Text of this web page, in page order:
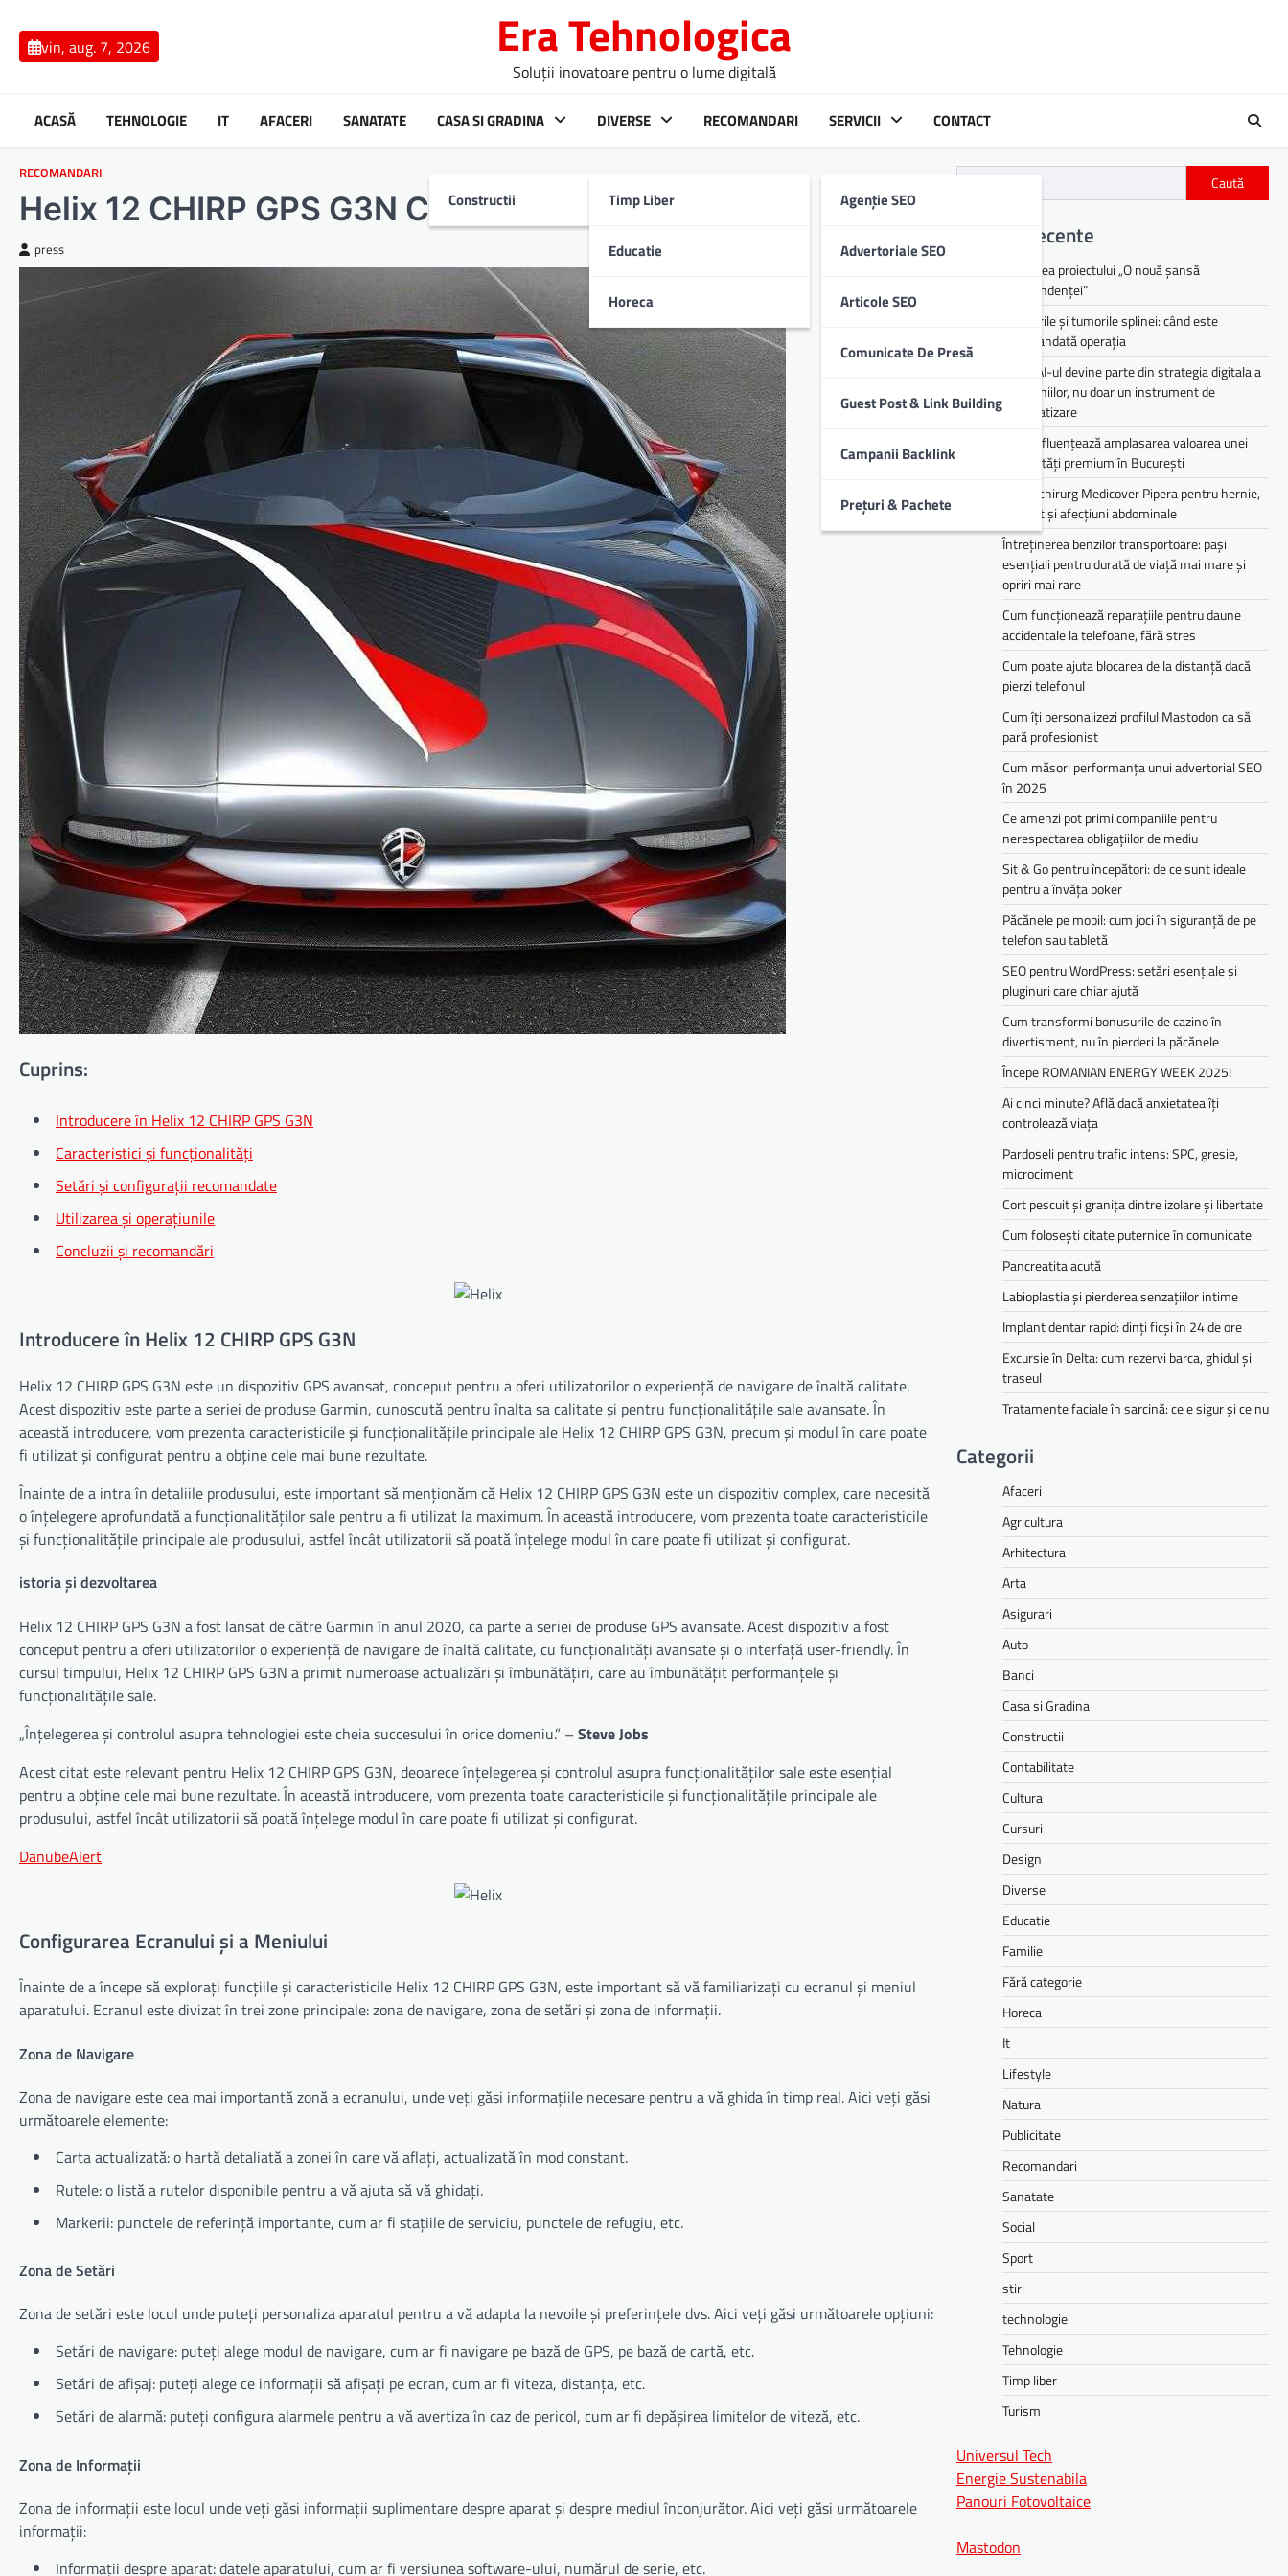
contentvin, aug. 7, 2026 Era Tehnologica
Soluții inovatoare pentru o lume digitală
ACASĂ TEHNOLOGIE IT AFACERI SANATATE CASA SI GRADINA
Constructii
DIVERSE
Timp Liber
Educatie
Horeca
RECOMANDARI SERVICII
Agenție SEO
Advertoriale SEO
Articole SEO
Comunicate De Presă
Guest Post & Link Building
Campanii Backlink
Prețuri & Pachete
CONTACT
RECOMANDARI
Helix 12 CHIRP GPS G3N Caracteristici
press
Cuprins:
Introducere în Helix 12 CHIRP GPS G3N
Caracteristici și funcționalități
Setări și configurații recomandate
Utilizarea și operațiunile
Concluzii și recomandări
Introducere în Helix 12 CHIRP GPS G3N
Helix 12 CHIRP GPS G3N este un dispozitiv GPS avansat, conceput pentru a oferi utilizatorilor o experiență de navigare de înaltă calitate.
Acest dispozitiv este parte a seriei de produse Garmin, cunoscută pentru înalta sa calitate și pentru funcționalitățile sale avansate. În
această introducere, vom prezenta caracteristicile și funcționalitățile principale ale Helix 12 CHIRP GPS G3N, precum și modul în care poate
fi utilizat și configurat pentru a obține cele mai bune rezultate.
Înainte de a intra în detaliile produsului, este important să menționăm că Helix 12 CHIRP GPS G3N este un dispozitiv complex, care necesită
o înțelegere aprofundată a funcționalităților sale pentru a fi utilizat la maximum. În această introducere, vom prezenta toate caracteristicile
și funcționalitățile principale ale produsului, astfel încât utilizatorii să poată înțelege modul în care poate fi utilizat și configurat.
istoria și dezvoltarea
Helix 12 CHIRP GPS G3N a fost lansat de către Garmin în anul 2020, ca parte a seriei de produse GPS avansate. Acest dispozitiv a fost
conceput pentru a oferi utilizatorilor o experiență de navigare de înaltă calitate, cu funcționalități avansate și o interfață user-friendly. În
cursul timpului, Helix 12 CHIRP GPS G3N a primit numeroase actualizări și îmbunătățiri, care au îmbunătățit performanțele și
funcționalitățile sale.
„Înțelegerea și controlul asupra tehnologiei este cheia succesului în orice domeniu.” – Steve Jobs
Acest citat este relevant pentru Helix 12 CHIRP GPS G3N, deoarece înțelegerea și controlul asupra funcționalităților sale este esențial
pentru a obține cele mai bune rezultate. În această introducere, vom prezenta toate caracteristicile și funcționalitățile principale ale
produsului, astfel încât utilizatorii să poată înțelege modul în care poate fi utilizat și configurat.
DanubeAlert
Configurarea Ecranului și a Meniului
Înainte de a începe să explorați funcțiile și caracteristicile Helix 12 CHIRP GPS G3N, este important să vă familiarizați cu ecranul și meniul
aparatului. Ecranul este divizat în trei zone principale: zona de navigare, zona de setări și zona de informații.
Zona de Navigare
Zona de navigare este cea mai importantă zonă a ecranului, unde veți găsi informațiile necesare pentru a vă ghida în timp real. Aici veți găsi
următoarele elemente:
Carta actualizată: o hartă detaliată a zonei în care vă aflați, actualizată în mod constant.
Rutele: o listă a rutelor disponibile pentru a vă ajuta să vă ghidați.
Markerii: punctele de referință importante, cum ar fi stațiile de serviciu, punctele de refugiu, etc.
Zona de Setări
Zona de setări este locul unde puteți personaliza aparatul pentru a vă adapta la nevoile și preferințele dvs. Aici veți găsi următoarele opțiuni:
Setări de navigare: puteți alege modul de navigare, cum ar fi navigare pe bază de GPS, pe bază de cartă, etc.
Setări de afișaj: puteți alege ce informații să afișați pe ecran, cum ar fi viteza, distanța, etc.
Setări de alarmă: puteți configura alarmele pentru a vă avertiza în caz de pericol, cum ar fi depășirea limitelor de viteză, etc.
Zona de Informații
Zona de informații este locul unde veți găsi informații suplimentare despre aparat și despre mediul înconjurător. Aici veți găsi următoarele
informații:
Informații despre aparat: datele aparatului, cum ar fi versiunea software-ului, numărul de serie, etc.
Caută
Articole recente
Lansarea proiectului „O nouă șansă
independenței”
Chisturile și tumorile splinei: când este
recomandată operația
De ce AI-ul devine parte din strategia digitala a
companiilor, nu doar un instrument de
automatizare
Cum influențează amplasarea valoarea unei
proprietăți premium în București
Medic chirurg Medicover Pipera pentru hernie,
colecist și afecțiuni abdominale
Întreținerea benzilor transportoare: pași
esențiali pentru durată de viață mai mare și
opriri mai rare
Cum funcționează reparațiile pentru daune
accidentale la telefoane, fără stres
Cum poate ajuta blocarea de la distanță dacă
pierzi telefonul
Cum îți personalizezi profilul Mastodon ca să
pară profesionist
Cum măsori performanța unui advertorial SEO
în 2025
Ce amenzi pot primi companiile pentru
nerespectarea obligațiilor de mediu­­
Sit & Go pentru începători: de ce sunt ideale
pentru a învăța poker
Păcănele pe mobil: cum joci în siguranță de pe
telefon sau tabletă
SEO pentru WordPress: setări esențiale și
pluginuri care chiar ajută
Cum transformi bonusurile de cazino în
divertisment, nu în pierderi la păcănele
Începe ROMANIAN ENERGY WEEK 2025!
Ai cinci minute? Află dacă anxietatea îți
controlează viața
Pardoseli pentru trafic intens: SPC, gresie,
microciment
Cort pescuit și granița dintre izolare și libertate
Cum folosești citate puternice în comunicate
Pancreatita acută
Labioplastia și pierderea senzațiilor intime
Implant dentar rapid: dinți ficși în 24 de ore
Excursie în Delta: cum rezervi barca, ghidul și
traseul
Tratamente faciale în sarcină: ce e sigur și ce nu
Categorii
Afaceri
Agricultura
Arhitectura
Arta
Asigurari
Auto
Banci
Casa si Gradina
Constructii
Contabilitate
Cultura
Cursuri
Design
Diverse
Educatie
Familie
Fără categorie
Horeca
It
Lifestyle
Natura
Publicitate
Recomandari
Sanatate
Social
Sport
stiri
technologie
Tehnologie
Timp liber
Turism
Universul Tech
Energie Sustenabila
Panouri Fotovoltaice
Mastodon